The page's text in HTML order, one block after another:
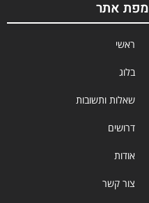
מפת אתר
ראשי
בלוג
שאלות ותשובות
דרושים
אודות
צור קשר